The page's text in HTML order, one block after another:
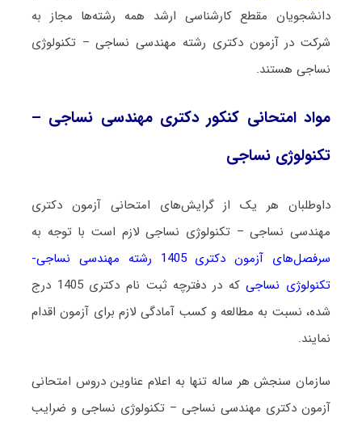
دانشجویان مقطع کارشناسی ارشد همه رشته‌ها مجاز به
شرکت در آزمون دکتری رشته مهندسی نساجی – تکنولوژی
نساجی هستند.
مواد امتحانی کنکور دکتری مهندسی نساجی –
تکنولوژی نساجی
داوطلبان هر یک از گرایش‌های امتحانی آزمون دکتری
مهندسی نساجی – تکنولوژی نساجی لازم است با توجه به
سرفصل‌های آزمون دکتری 1405 رشته مهندسی نساجی-
تکنولوژی نساجی
که در دفترچه ثبت نام دکتری 1405 درج
شده، نسبت به مطالعه و کسب آمادگی لازم برای آزمون اقدام
نمایند.
سازمان سنجش هر ساله تنها به اعلام عناوین دروس امتحانی
آزمون دکتری مهندسی نساجی – تکنولوژی نساجی و ضرایب